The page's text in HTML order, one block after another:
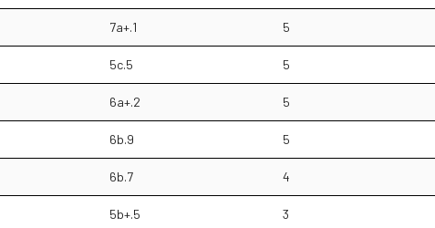
7a+.1 5
5c.5 5
6a+.2 5
6b.9 5
6b.7 4
5b+.5 3